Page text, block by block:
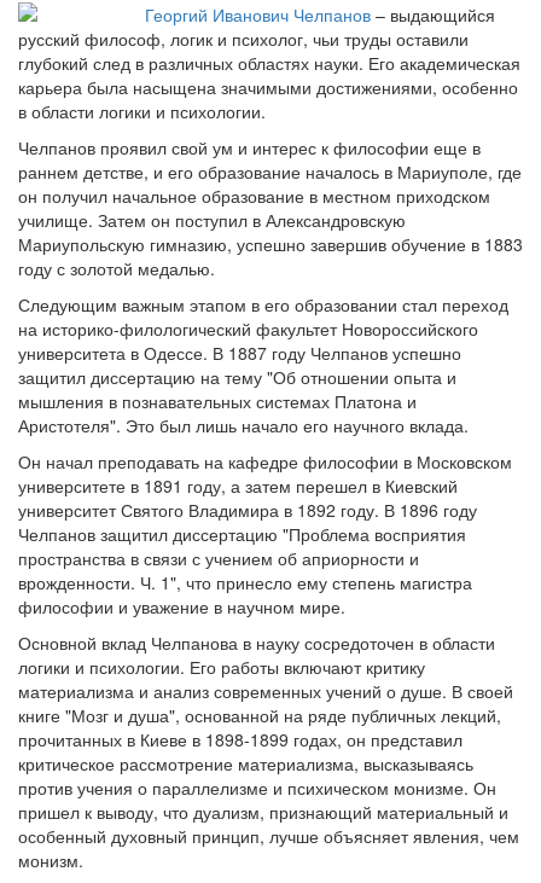
Георгий Иванович Челпанов– выдающийся
русский философ, логик и психолог, чьи труды оставили
глубокий след в различных областях науки. Его академическая
карьера была насыщена значимыми достижениями, особенно
в области логики и психологии.
Челпанов проявил свой ум и интерес к философии еще в
раннем детстве, и его образование началось в Мариуполе, где
он получил начальное образование в местном приходском
училище. Затем он поступил в Александровскую
Мариупольскую гимназию, успешно завершив обучение в 1883
году с золотой медалью.
Следующим важным этапом в его образовании стал переход
на историко-филологический факультет Новороссийского
университета в Одессе. В 1887 году Челпанов успешно
защитил диссертацию на тему "Об отношении опыта и
мышления в познавательных системах Платона и
Аристотеля". Это был лишь начало его научного вклада.
Он начал преподавать на кафедре философии в Московском
университете в 1891 году, а затем перешел в Киевский
университет Святого Владимира в 1892 году. В 1896 году
Челпанов защитил диссертацию "Проблема восприятия
пространства в связи с учением об априорности и
врожденности. Ч. 1", что принесло ему степень магистра
философии и уважение в научном мире.
Основной вклад Челпанова в науку сосредоточен в области
логики и психологии. Его работы включают критику
материализма и анализ современных учений о душе. В своей
книге "Мозг и душа", основанной на ряде публичных лекций,
прочитанных в Киеве в 1898-1899 годах, он представил
критическое рассмотрение материализма, высказываясь
против учения о параллелизме и психическом монизме. Он
пришел к выводу, что дуализм, признающий материальный и
особенный духовный принцип, лучше объясняет явления, чем
монизм.